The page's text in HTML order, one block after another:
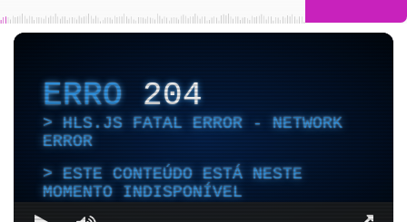
ERRO204
HLS.JS FATAL ERROR - NETWORK
ERROR
ESTE CONTEÚDO ESTÁ NESTE
MOMENTO INDISPONÍVEL